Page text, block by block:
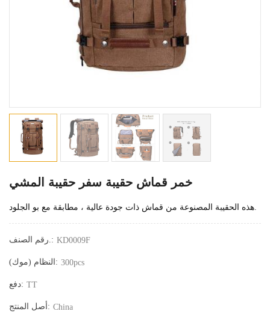
خمر قماش حقيبة سفر حقيبة المشي
رقم الصنف.: KD0009F
النظام (موك): 300pcs
دفع: TT
أصل المنتج: China